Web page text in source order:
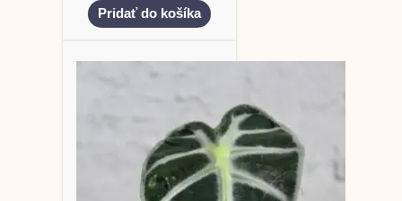
Pridať do košíka